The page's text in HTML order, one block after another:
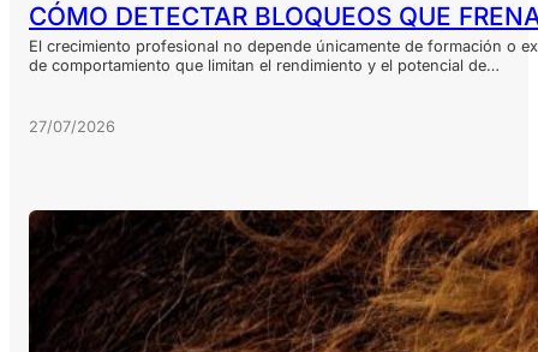
CÓMO DETECTAR BLOQUEOS QUE
El crecimiento profesional no depende únicamente de formación o
de comportamiento que limitan el rendimiento y el potencial de…
27/07/2026